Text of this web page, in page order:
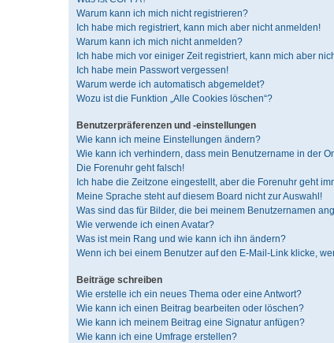
Warum kann ich mich nicht registrieren?
Ich habe mich registriert, kann mich aber nicht anmelden!
Warum kann ich mich nicht anmelden?
Ich habe mich vor einiger Zeit registriert, kann mich aber
Ich habe mein Passwort vergessen!
Warum werde ich automatisch abgemeldet?
Wozu ist die Funktion „Alle Cookies löschen“?
Benutzerpräferenzen und -einstellungen
Wie kann ich meine Einstellungen ändern?
Wie kann ich verhindern, dass mein Benutzername in der
Die Forenuhr geht falsch!
Ich habe die Zeitzone eingestellt, aber die Forenuhr geht
Meine Sprache steht auf diesem Board nicht zur Auswahl!
Was sind das für Bilder, die bei meinem Benutzernamen
Wie verwende ich einen Avatar?
Was ist mein Rang und wie kann ich ihn ändern?
Wenn ich bei einem Benutzer auf den E-Mail-Link klicke,
Beiträge schreiben
Wie erstelle ich ein neues Thema oder eine Antwort?
Wie kann ich einen Beitrag bearbeiten oder löschen?
Wie kann ich meinem Beitrag eine Signatur anfügen?
Wie kann ich eine Umfrage erstellen?